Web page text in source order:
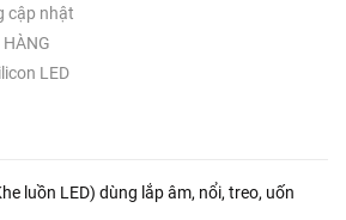
cập nhật
HÀNG
LED
luồn LED) dùng lắp âm, nổi, treo, uốn